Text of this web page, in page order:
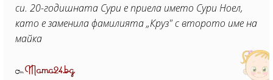
си. 20-годишната Сури е приела името Сури Ноел,
като е заменила фамилията „Круз" с второто име на
майка
ОтMama24.bg